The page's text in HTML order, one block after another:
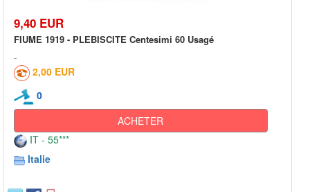
9,40 EUR
FIUME 1919 - PLEBISCITE Centesimi 60 Usagé
2,00 EUR
0
ACHETER
IT - 55***
Italie